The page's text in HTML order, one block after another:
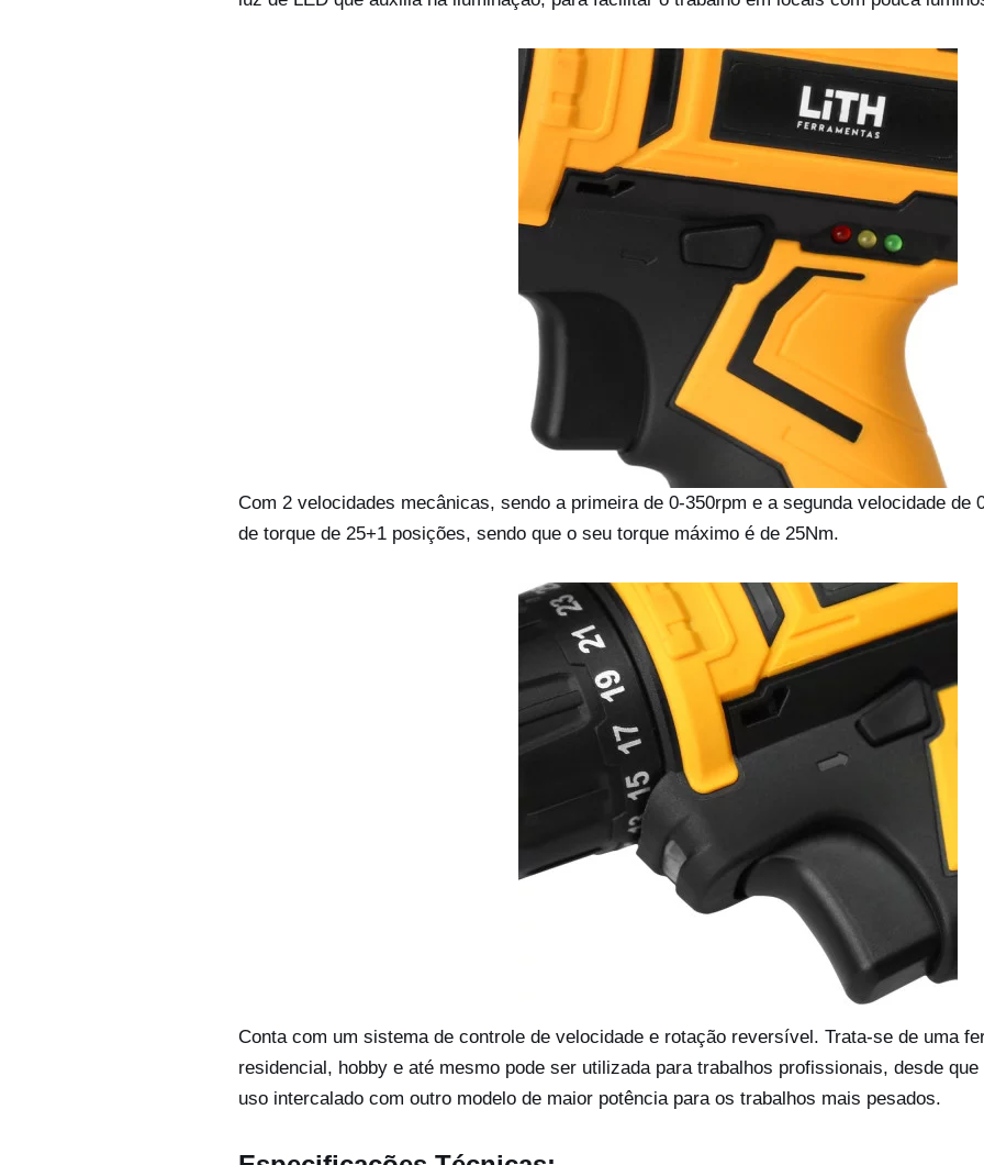
Com 2 velocidades mecânicas, sendo a primeira de 0-350rpm e a segunda velocidade de
de torque de 25+1 posições, sendo que o seu torque máximo é de 25Nm.
Conta com um sistema de controle de velocidade e rotação reversível. Trata-se de uma
residencial, hobby e até mesmo pode ser utilizada para trabalhos profissionais, desde
uso intercalado com outro modelo de maior potência para os trabalhos mais pesados.